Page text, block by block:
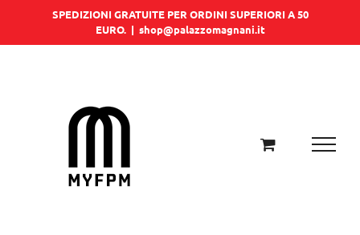
SPEDIZIONI GRATUITE PER ORDINI SUPERIORI A 50
EURO. | shop@palazzomagnani.it